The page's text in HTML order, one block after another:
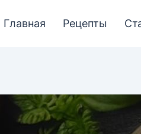
Главная Рецепты